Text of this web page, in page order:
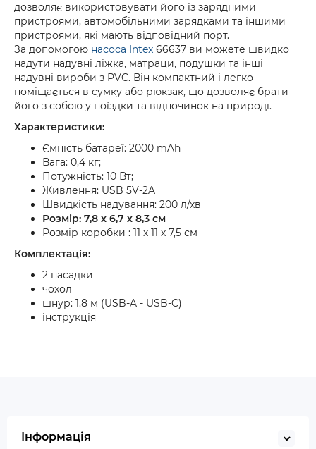
дозволяє використовувати його із зарядними
пристроями, автомобільними зарядками та іншими
пристроями, які мають відповідний порт.
За допомогою насоса Intex 66637 ви можете швидко
надути надувні ліжка, матраци, подушки та інші
надувні вироби з PVC. Він компактний і легко
поміщається в сумку або рюкзак, що дозволяє брати
його з собою у поїздки та відпочинок на природі.
Характеристики:
Ємність батареї: 2000 mAh
Вага: 0,4 кг;
Потужність: 10 Вт;
Живлення: USB 5V-2A
Швидкість надування: 200 л/хв
Розмір: 7,8 x 6,7 х 8,3 см
Розмір коробки : 11 х 11 х 7,5 см
Комплектація:
2 насадки
чохол
шнур: 1.8 м (USB-A - USB-C)
інструкція
Інформація